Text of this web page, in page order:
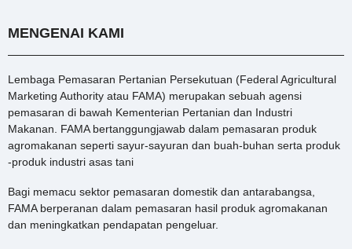
MENGENAI KAMI
Lembaga Pemasaran Pertanian Persekutuan (Federal Agricultural
Marketing Authority atau FAMA) merupakan sebuah agensi
pemasaran di bawah Kementerian Pertanian dan Industri
Makanan. FAMA bertanggungjawab dalam pemasaran produk
agromakanan seperti sayur-sayuran dan buah-buhan serta produk
-produk industri asas tani
Bagi memacu sektor pemasaran domestik dan antarabangsa,
FAMA berperanan dalam pemasaran hasil produk agromakanan
dan meningkatkan pendapatan pengeluar.